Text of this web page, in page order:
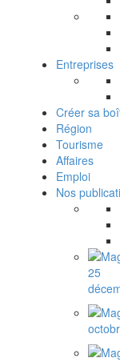
Entreprises
Créer sa
Région
Tourisme
Affaires
Emploi
Nos